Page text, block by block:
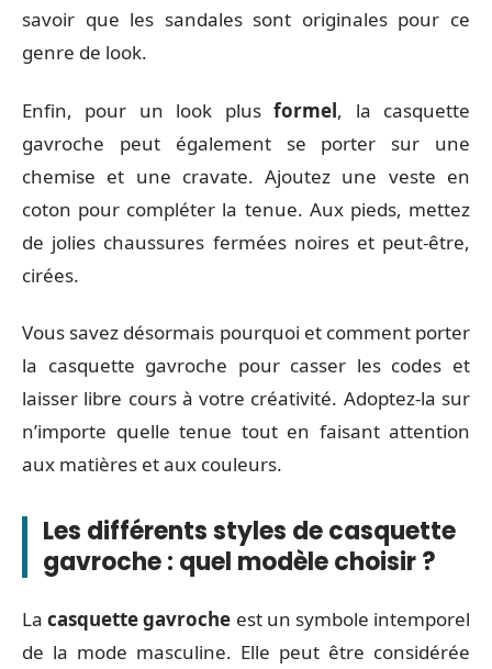
savoir que les sandales sont originales pour ce
genre de look.
Enfin, pour un look plusformel, la casquette
gavroche peut également se porter sur une
chemise et une cravate. Ajoutez une veste en
coton pour compléter la tenue. Aux pieds, mettez
de jolies chaussures fermées noires et peut-être,
cirées.
Vous savez désormais pourquoi et comment porter
la casquette gavroche pour casser les codes et
laisser libre cours à votre créativité. Adoptez-la sur
n’importe quelle tenue tout en faisant attention
aux matières et aux couleurs.
Les différents styles de casquette
gavroche : quel modèle choisir ?
Lacasquette gavroche est un symbole intemporel
de la mode masculine. Elle peut être considérée